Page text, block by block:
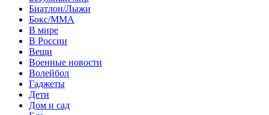
Биатлон/Лыжи
Бокс/MMA
В мире
В России
Вещи
Военные новости
Волейбол
Гаджеты
Дети
Дом и сад